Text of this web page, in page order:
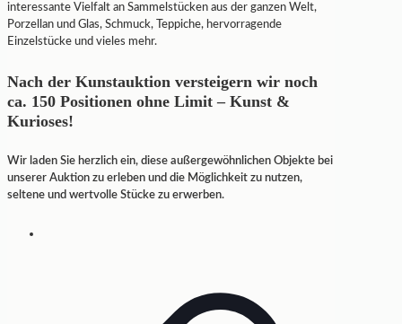
interessante Vielfalt an Sammelstücken aus der ganzen Welt,
Porzellan und Glas, Schmuck, Teppiche, hervorragende
Einzelstücke und vieles mehr.
Nach der Kunstauktion versteigern wir noch
ca. 150 Positionen ohne Limit – Kunst &
Kurioses!
Wir laden Sie herzlich ein, diese außergewöhnlichen Objekte bei
unserer Auktion zu erleben und die Möglichkeit zu nutzen,
seltene und wertvolle Stücke zu erwerben.